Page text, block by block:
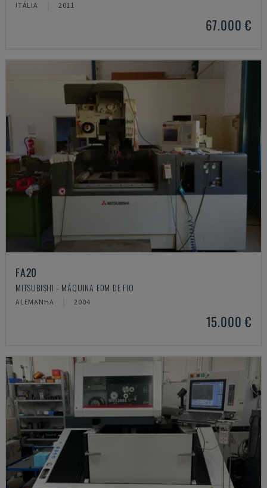
ITÁLIA 2011
67.000 €
FA20
MITSUBISHI - MÁQUINA EDM DE FIO
ALEMANHA 2004
15.000 €